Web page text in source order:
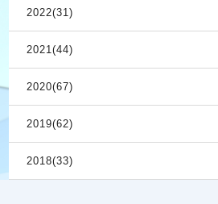
2022(31)
2021(44)
2020(67)
2019(62)
2018(33)